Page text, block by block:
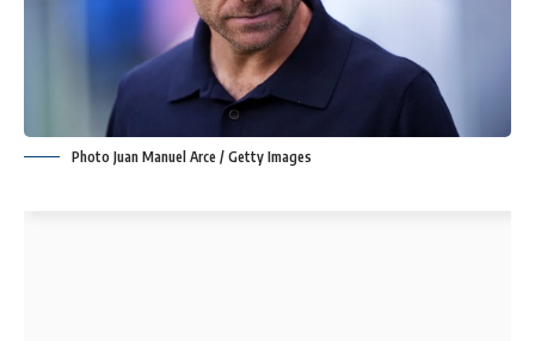
Photo Juan Manuel Arce / Getty Images